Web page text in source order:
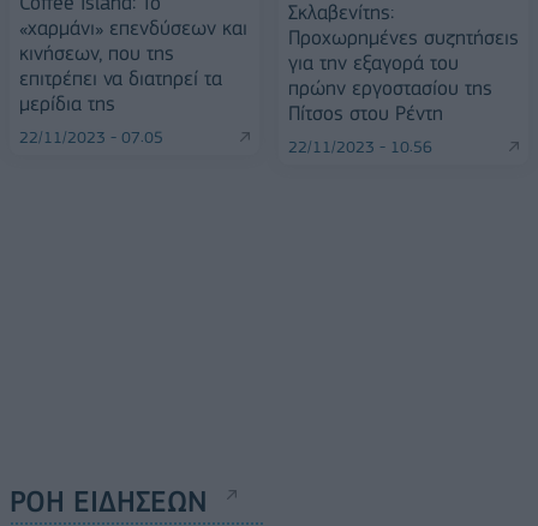
«χαρμάνι» επενδύσεων και
κινήσεων, που της
επιτρέπει να διατηρεί τα
μερίδια της
22/11/2023 - 07:05
Σκλαβενίτης:
Προχωρημένες συζητήσεις
για την εξαγορά του
πρώην εργοστασίου της
Πίτσος στου Ρέντη
22/11/2023 - 10:56
ΡΟΗ ΕΙΔΗΣΕΩΝ